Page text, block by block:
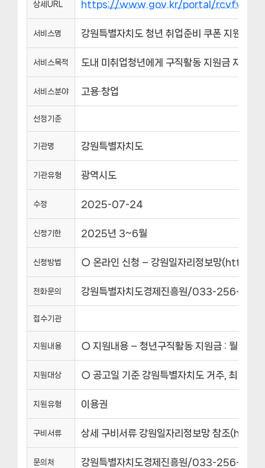
상세URL https://www.gov.kr/portal/
서비스명 강원특별자치도 청년 취업준비 쿠폰 지원
서비스목적 도내 미취업청년에게 구직활동 지원금 지급
서비스분야 고용·창업
선정기준
기관명 강원특별자치도
기관유형 광역시도
수정 2025-07-24
신청기한 2025년 3~6월
신청방법 ○ 온라인 신청 – 강원일자리정보망(https://
전화문의 강원특별자치도경제진흥원/033-256-
접수기관
지원내용 ○ 지원내용 – 청년구직활동 지원금 : 월 50만
지원대상 ○ 공고일 기준 강원특별자치도 거주, 최종
지원유형 이용권
구비서류 상세 구비서류 강원일자리정보망 참조
문의처 강원특별자치도경제진흥원/033-256-